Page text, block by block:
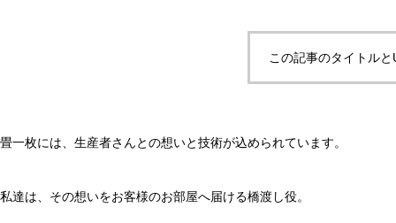
この記事のタイトル
畳一枚には、生産者さんとの想いと技術が込められています。
私達は、その想いをお客様のお部屋へ届ける橋渡し役。